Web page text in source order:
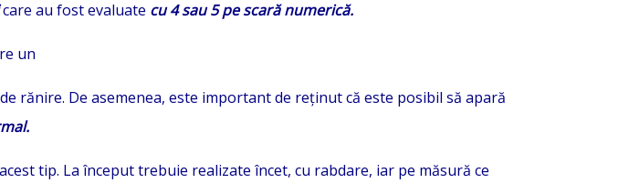
care au fost evaluate cu 4 sau 5 pe scară numerică.
un
rănire. De asemenea, este important de reținut că este posibil să apară
tip. La început trebuie realizate încet, cu rabdare, iar pe măsură ce